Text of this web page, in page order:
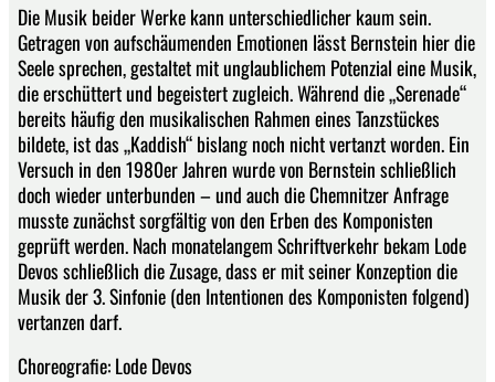
Die Musik beider Werke kann unterschiedlicher kaum sein.
Getragen von aufschäumenden Emotionen lässt Bernstein hier die
Seele sprechen, gestaltet mit unglaublichem Potenzial eine Musik,
die erschüttert und begeistert zugleich. Während die „Serenade“
bereits häufig den musikalischen Rahmen eines Tanzstückes
bildete, ist das „Kaddish“ bislang noch nicht vertanzt worden. Ein
Versuch in den 1980er Jahren wurde von Bernstein schließlich
doch wieder unterbunden – und auch die Chemnitzer Anfrage
musste zunächst sorgfältig von den Erben des Komponisten
geprüft werden. Nach monatelangem Schriftverkehr bekam Lode
Devos schließlich die Zusage, dass er mit seiner Konzeption die
Musik der 3. Sinfonie (den Intentionen des Komponisten folgend)
vertanzen darf.
Choreografie: Lode Devos